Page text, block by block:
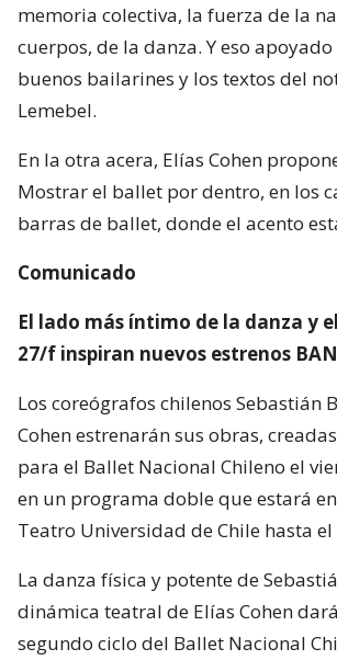
memoria colectiva, la fuerza de la
cuerpos, de la danza. Y eso
buenos bailarines y los textos del
Lemebel.
En la otra acera, Elías Cohen
Mostrar el ballet por dentro, en los
barras de ballet, donde el acento
Comunicado
El lado más íntimo de la danza y
27/f inspiran nuevos estrenos
Los coreógrafos chilenos Sebastián
Cohen estrenarán sus obras,
para el Ballet Nacional Chileno el
en un programa doble que estará
Teatro Universidad de Chile hasta
La danza física y potente de
dinámica teatral de Elías Cohen
segundo ciclo del Ballet Nacional